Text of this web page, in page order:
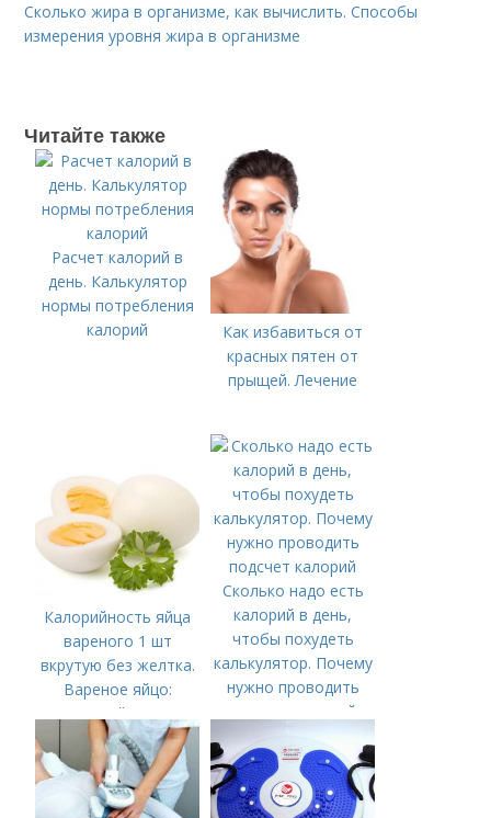
Сколько жира в организме, как вычислить. Способы
измерения уровня жира в организме
Читайте также
Расчет калорий в
день. Калькулятор
нормы потребления
калорий
Как избавиться от
красных пятен от
прыщей. Лечение
Калорийность яйца
вареного 1 шт
вкрутую без желтка.
Вареное яйцо:
калорийность
Сколько надо есть
калорий в день,
чтобы похудеть
калькулятор. Почему
нужно проводить
подсчет калорий